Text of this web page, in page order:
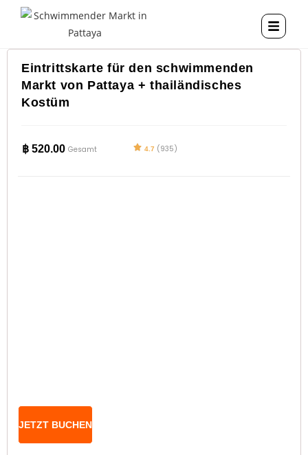
Eintrittskarte für den schwimmenden
Markt von Pattaya + thailändisches
Kostüm
฿ 520.00 Gesamt 4.7 (935)
JETZT BUCHEN